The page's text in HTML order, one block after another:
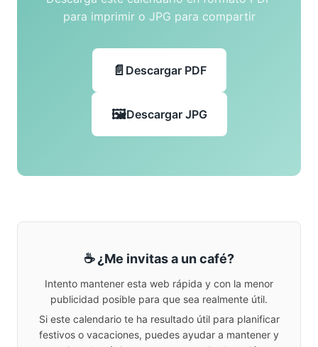
para imprimir o JPG para compartir
Descargar PDF
Descargar JPG
☕ ¿Me invitas a un café?
Intento mantener esta web rápida y con la menor
publicidad posible para que sea realmente útil.
Si este calendario te ha resultado útil para planificar
festivos o vacaciones, puedes ayudar a mantener y